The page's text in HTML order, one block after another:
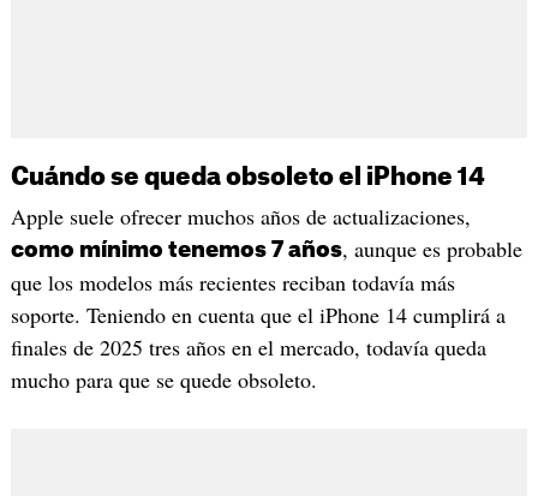
Cuándo se queda obsoleto el iPhone 14
Apple suele ofrecer muchos años de actualizaciones,
como mínimo tenemos 7 años, aunque es probable
que los modelos más recientes reciban todavía más
soporte. Teniendo en cuenta que el iPhone 14 cumplirá a
finales de 2025 tres años en el mercado, todavía queda
mucho para que se quede obsoleto.